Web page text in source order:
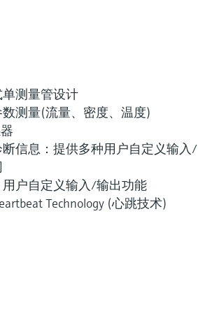
测量管设计
测量(流量、密度、温度)
信息：提供多种用户自定义输入/
户自定义输入/输出功能
Technology (心跳技术)